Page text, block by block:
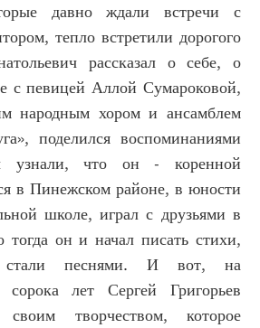
давно ждали встречи с
тепло встретили дорогого
рассказал о себе, о
с певицей Аллой Сумароковой,
народным хором и ансамблем
поделился воспоминаниями
узнали, что он - коренной
в Пинежском районе, в юности
школе, играл с друзьями в
тогда он и начал писать стихи,
стали песнями. И вот, на
лет Сергей Григорьев
своим творчеством, которое